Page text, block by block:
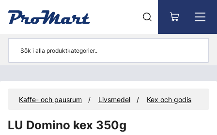
Kaffe- och pausrum Livsmedel Kex och godis
LU Domino kex 350g